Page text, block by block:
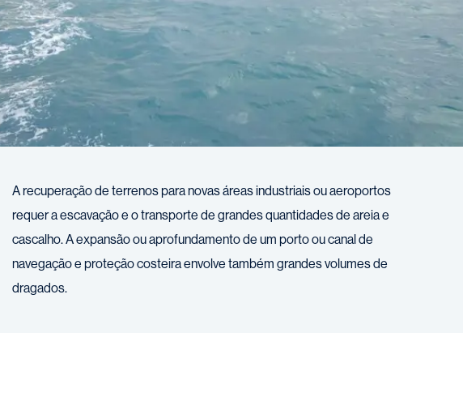
A recuperação de terrenos para novas áreas industriais ou aeroportos
requer a escavação e o transporte de grandes quantidades de areia e
cascalho. A expansão ou aprofundamento de um porto ou canal de
navegação e proteção costeira envolve também grandes volumes de
dragados.